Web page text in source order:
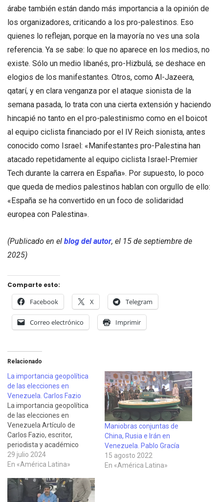
árabe también están dando más importancia a la opinión de
los organizadores, criticando a los pro-palestinos. Eso
quienes lo reflejan, porque en la mayoría no ves una sola
referencia. Ya se sabe: lo que no aparece en los medios, no
existe. Sólo un medio libanés, pro-Hizbulá, se deshace en
elogios de los manifestantes. Otros, como Al-Jazeera,
qatarí, y en clara venganza por el ataque sionista de la
semana pasada, lo trata con una cierta extensión y haciendo
hincapié no tanto en el pro-palestinismo como en el boicot
al equipo ciclista financiado por el IV Reich sionista, antes
conocido como Israel: «Manifestantes pro-Palestina han
atacado repetidamente al equipo ciclista Israel-Premier
Tech durante la carrera en España». Por supuesto, lo poco
que queda de medios palestinos hablan con orgullo de ello:
«España se ha convertido en un foco de solidaridad
europea con Palestina».
(Publicado en el blog del autor, el 15 de septiembre de
2025)
Comparte esto:
Facebook X Telegram
Correo electrónico Imprimir
Relacionado
La importancia geopolítica
de las elecciones en
Venezuela. Carlos Fazio
La importancia geopolítica
de las elecciones en
Venezuela Artículo de
Carlos Fazio, escritor,
periodista y académico
uruguayo residente en
México, publicado en
28 de julio de 2024. La
elección presidencial de
29 julio 2024
En «América Latina»
Maniobras conjuntas de
China, Rusia e Irán en
Venezuela. Pablo Gracía
15 agosto 2022
En «América Latina»